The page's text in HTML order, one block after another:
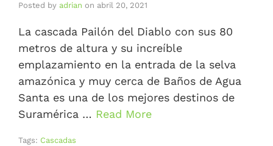
Posted by adrian on abril 20, 2021
La cascada Pailón del Diablo con sus 80
metros de altura y su increíble
emplazamiento en la entrada de la selva
amazónica y muy cerca de Baños de Agua
Santa es una de los mejores destinos de
Suramérica … Read More
Tags: Cascadas